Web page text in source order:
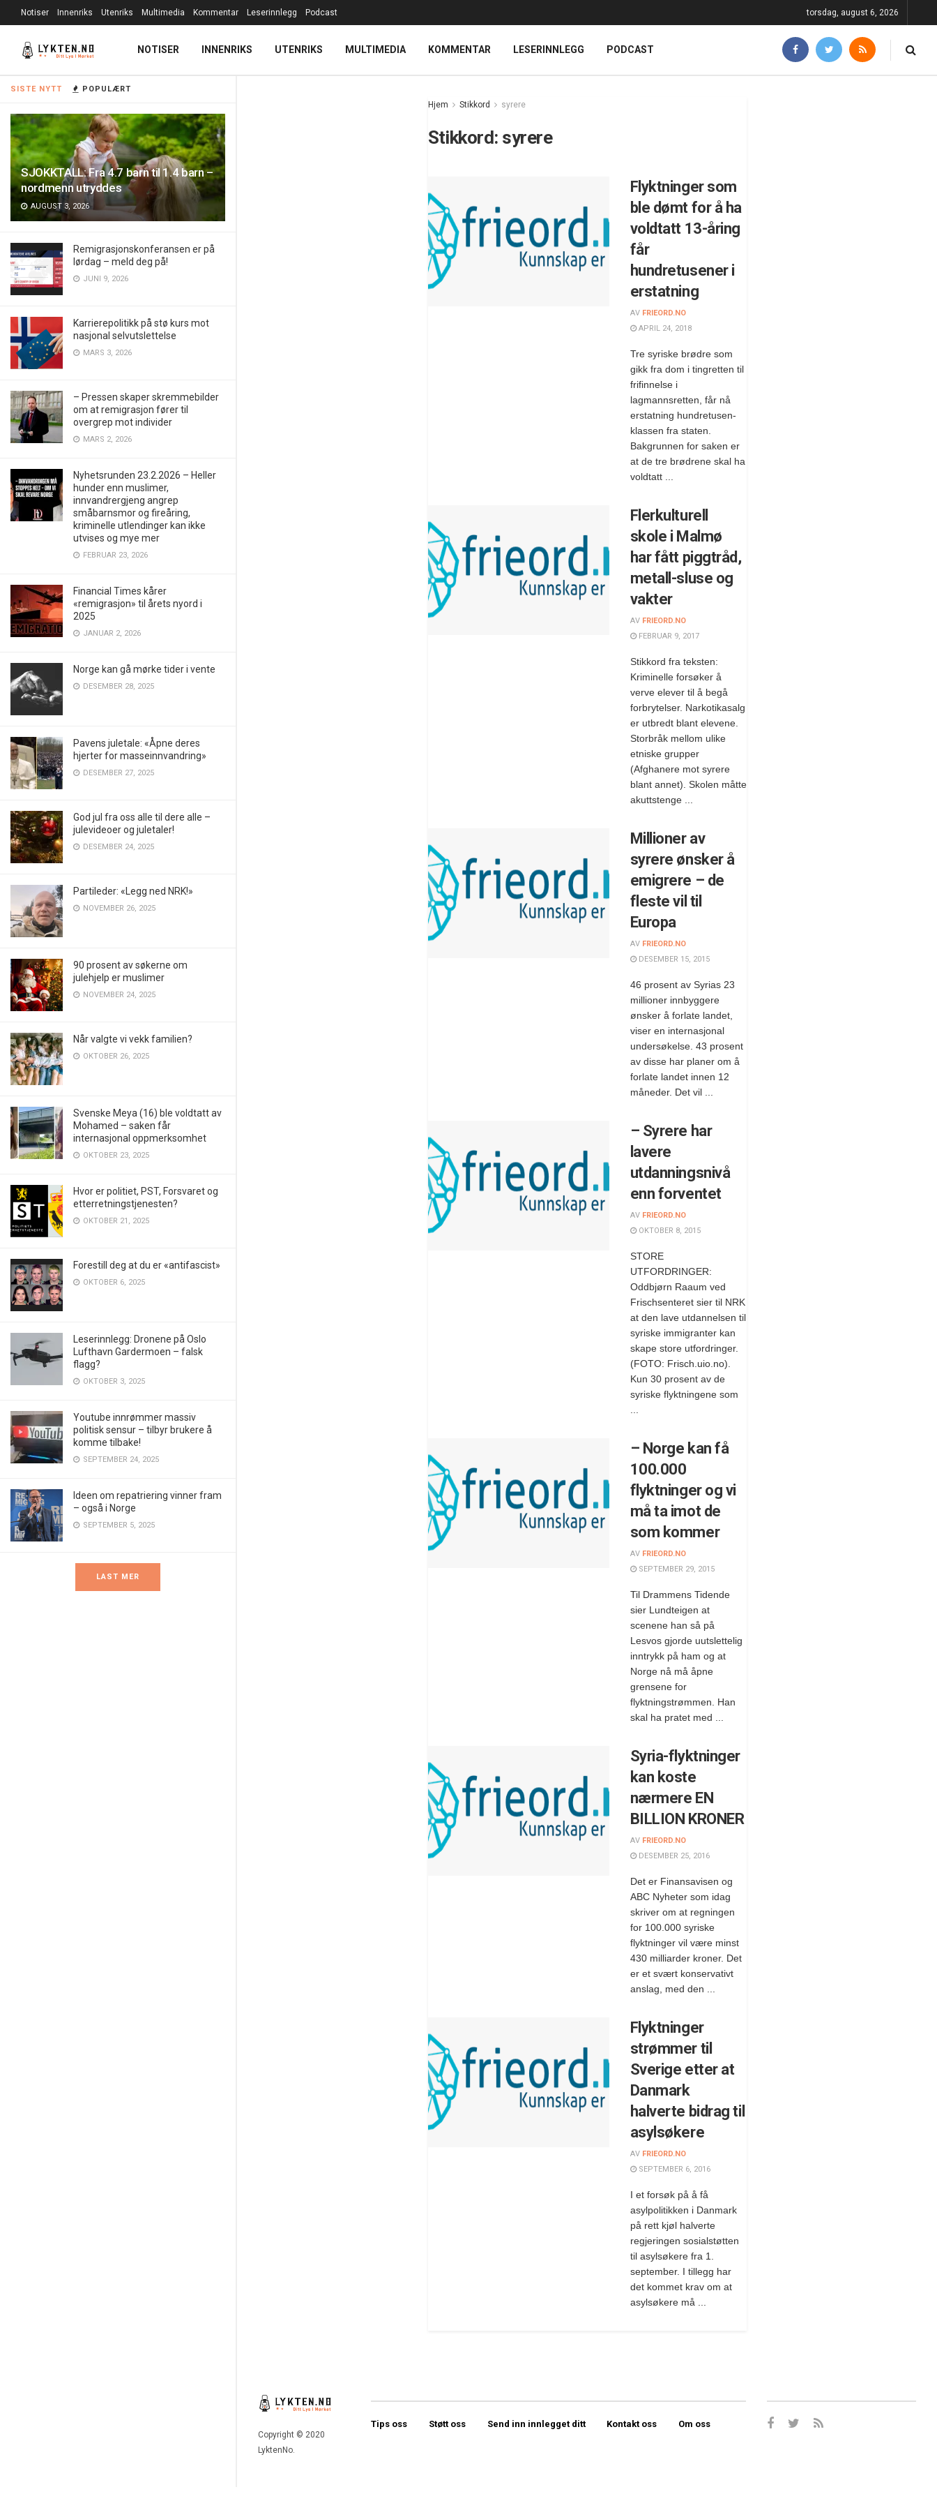
SISTE NYTT POPULÆRT
SJOKKTALL: Fra 4.7 barn til 1.4 barn –
nordmenn utryddes
AUGUST 3, 2026
Remigrasjonskonferansen er på
lørdag – meld deg på!
JUNI 9, 2026
Karrierepolitikk på stø kurs mot
nasjonal selvutslettelse
MARS 3, 2026
– Pressen skaper skremmebilder
om at remigrasjon fører til
overgrep mot individer
MARS 2, 2026
Nyhetsrunden 23.2.2026 – Heller
hunder enn muslimer,
innvandrergjeng angrep
småbarnsmor og fireåring,
kriminelle utlendinger kan ikke
utvises og mye mer
FEBRUAR 23, 2026
Financial Times kårer
«remigrasjon» til årets nyord i
2025
JANUAR 2, 2026
Norge kan gå mørke tider i vente
DESEMBER 28, 2025
Pavens juletale: «Åpne deres
hjerter for masseinnvandring»
DESEMBER 27, 2025
God jul fra oss alle til dere alle –
julevideoer og juletaler!
DESEMBER 24, 2025
Partileder: «Legg ned NRK!»
NOVEMBER 26, 2025
90 prosent av søkerne om
julehjelp er muslimer
NOVEMBER 24, 2025
Når valgte vi vekk familien?
OKTOBER 26, 2025
Svenske Meya (16) ble voldtatt av
Mohamed – saken får
internasjonal oppmerksomhet
OKTOBER 23, 2025
Hvor er politiet, PST, Forsvaret og
etterretningstjenesten?
OKTOBER 21, 2025
Forestill deg at du er «antifascist»
OKTOBER 6, 2025
Leserinnlegg: Dronene på Oslo
Lufthavn Gardermoen – falsk
flagg?
OKTOBER 3, 2025
Youtube innrømmer massiv
politisk sensur – tilbyr brukere å
komme tilbake!
SEPTEMBER 24, 2025
Ideen om repatriering vinner fram
– også i Norge
SEPTEMBER 5, 2025
LAST MER
Notiser Innenriks Utenriks Multimedia Kommentar Leserinnlegg Podcast torsdag, august 6, 2026
NOTISER INNENRIKS UTENRIKS MULTIMEDIA KOMMENTAR LESERINNLEGG PODCAST
Hjem Stikkord syrere
Stikkord: syrere
Flyktninger som
ble dømt for å ha
voldtatt 13-åring
får
hundretusener i
erstatning
AV FRIEORD.NO
APRIL 24, 2018
Tre syriske brødre som
gikk fra dom i tingretten til
frifinnelse i
lagmannsretten, får nå
erstatning hundretusen-
klassen fra staten.
Bakgrunnen for saken er
at de tre brødrene skal ha
voldtatt ...
Flerkulturell
skole i Malmø
har fått piggtråd,
metall-sluse og
vakter
AV FRIEORD.NO
FEBRUAR 9, 2017
Stikkord fra teksten:
Kriminelle forsøker å
verve elever til å begå
forbrytelser. Narkotikasalg
er utbredt blant elevene.
Storbråk mellom ulike
etniske grupper
(Afghanere mot syrere
blant annet). Skolen måtte
akuttstenge ...
Millioner av
syrere ønsker å
emigrere – de
fleste vil til
Europa
AV FRIEORD.NO
DESEMBER 15, 2015
46 prosent av Syrias 23
millioner innbyggere
ønsker å forlate landet,
viser en internasjonal
undersøkelse. 43 prosent
av disse har planer om å
forlate landet innen 12
måneder. Det vil ...
– Syrere har
lavere
utdanningsnivå
enn forventet
AV FRIEORD.NO
OKTOBER 8, 2015
STORE
UTFORDRINGER:
Oddbjørn Raaum ved
Frischsenteret sier til NRK
at den lave utdannelsen til
syriske immigranter kan
skape store utfordringer.
(FOTO: Frisch.uio.no).
Kun 30 prosent av de
syriske flyktningene som
– Norge kan få
100.000
flyktninger og vi
må ta imot de
som kommer
AV FRIEORD.NO
SEPTEMBER 29, 2015
Til Drammens Tidende
sier Lundteigen at
scenene han så på
Lesvos gjorde uutslettelig
inntrykk på ham og at
Norge nå må åpne
grensene for
flyktningstrømmen. Han
skal ha pratet med ...
Syria-flyktninger
kan koste
nærmere EN
BILLION KRONER
AV FRIEORD.NO
DESEMBER 25, 2016
Det er Finansavisen og
ABC Nyheter som idag
skriver om at regningen
for 100.000 syriske
flyktninger vil være minst
430 milliarder kroner. Det
er et svært konservativt
anslag, med den ...
Flyktninger
strømmer til
Sverige etter at
Danmark
halverte bidrag til
asylsøkere
AV FRIEORD.NO
SEPTEMBER 6, 2016
I et forsøk på å få
asylpolitikken i Danmark
på rett kjøl halverte
regjeringen sosialstøtten
til asylsøkere fra 1.
september. I tillegg har
det kommet krav om at
asylsøkere må ...
Copyright © 2020
LyktenNo.
Tips oss Støtt oss Send inn innlegget ditt Kontakt oss Om oss